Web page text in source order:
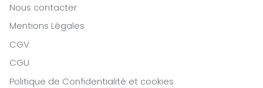
Nous contacter
Mentions Légales
CGV
CGU
Politique de Confidentialité et cookies